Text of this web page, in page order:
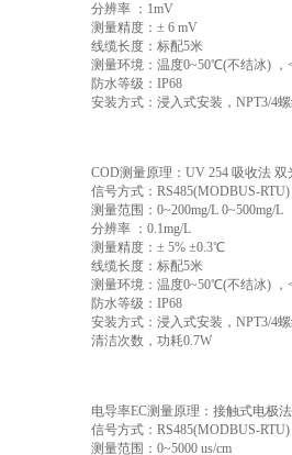
分辨率 ：1mV
测量精度：± 6 mV
线缆长度：标配5米
测量环境：温度0~50℃(不结冰) ，
防水等级：IP68
安装方式：浸入式安装，NPT3/4
COD测量原理：UV 254 吸收法 双
信号方式：RS485(MODBUS-RTU)
测量范围：0~200mg/L 0~500mg/L
分辨率 ：0.1mg/L
测量精度：± 5% ±0.3℃
线缆长度：标配5米
测量环境：温度0~50℃(不结冰) ，
防水等级：IP68
安装方式：浸入式安装，NPT3/4
清洁次数，功耗0.7W
电导率EC测量原理：接触式电极法
信号方式：RS485(MODBUS-RTU)
测量范围：0~5000 us/cm